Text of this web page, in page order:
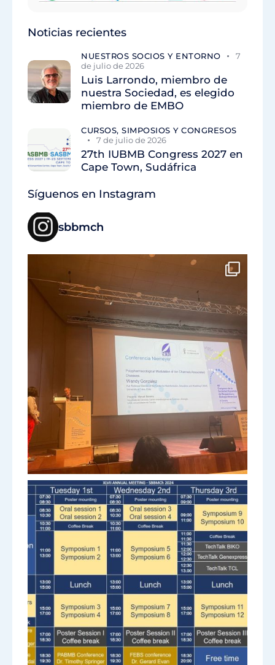
Noticias recientes
NUESTROS SOCIOS Y ENTORNO
7
de julio de 2026
Luis Larrondo, miembro de
nuestra Sociedad, es elegido
miembro de EMBO
CURSOS, SIMPOSIOS Y CONGRESOS
7 de julio de 2026
27th IUBMB Congress 2027 en
Cape Town, Sudáfrica
Síguenos en Instagram
sbbmch